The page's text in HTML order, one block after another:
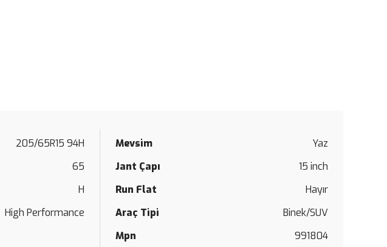
205/65R15 94H Mevsim
Yaz
65 Jant Çapı
15 inch
H Run Flat
Hayır
High Performance Araç Tipi
Binek/SUV
Mpn
991804